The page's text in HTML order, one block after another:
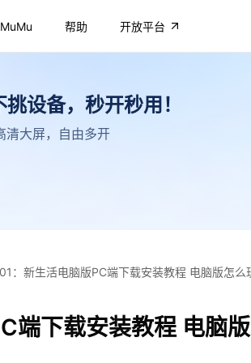
帮助 开放平台
设备，秒开秒用！
大屏，自由多开
：新生活电脑版PC端下载安装教程 电脑版怎
端下载安装教程 电脑